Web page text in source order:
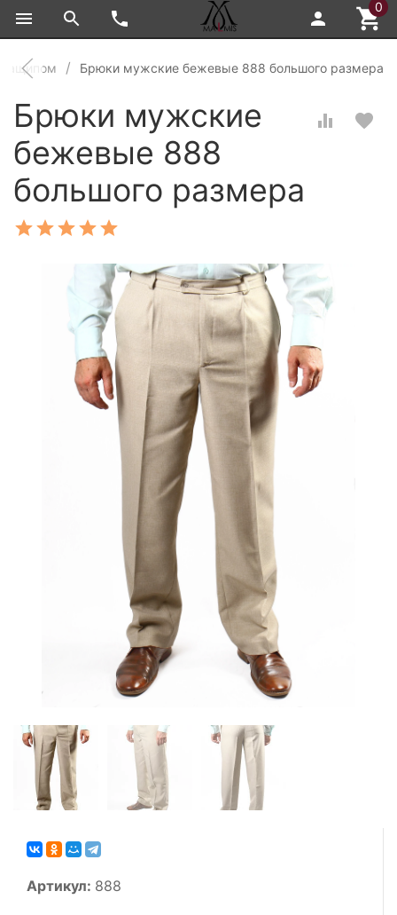
0
защипом Брюки мужские бежевые 888 большого размера
Брюки мужские
бежевые 888
большого размера
Артикул: 888